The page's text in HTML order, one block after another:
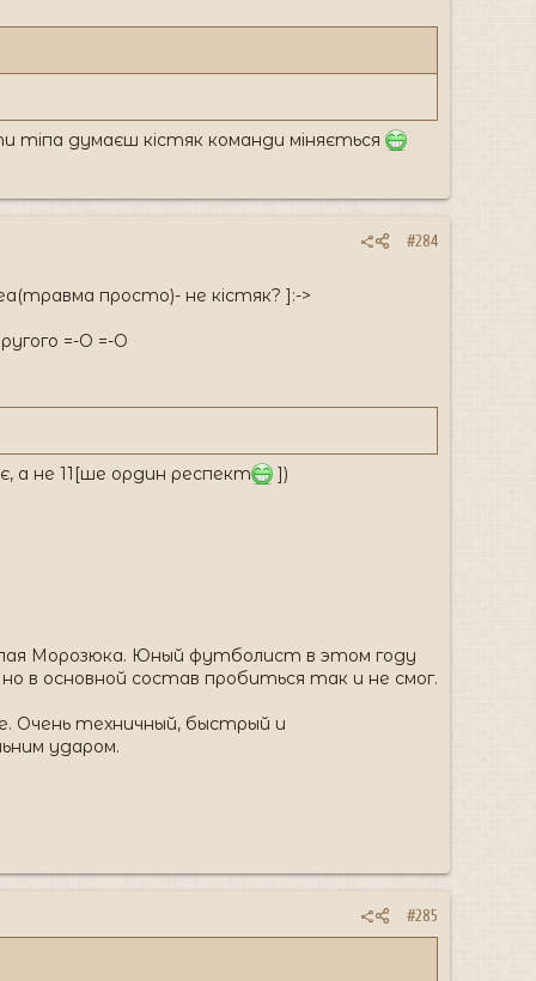
тіпа думаєш кістяк команди міняється
#284
просто)- не кістяк? ]:->
=-O =-O
а не 11[ше ордин респект ])
Морозюка. Юный футболист в этом году
в основной состав пробиться так и не смог.
Очень техничный, быстрый и
ударом.
#285